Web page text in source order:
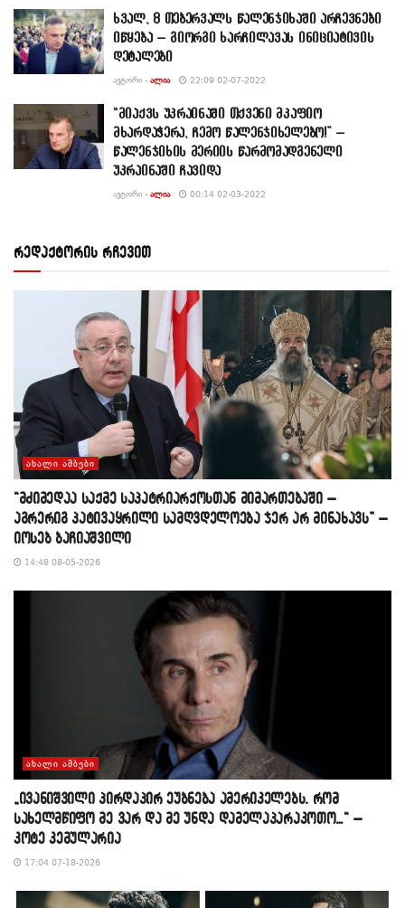
ხვალ, 8 თებერვალს წალენჯიხაში არჩევნები
იწყება – გიორგი ხარჩილავას ინიციატივის
დეტალები
ᲐᲕᲢᲝᲠᲘ - ᲐᲚᲘᲐ 22:09 02-07-2022
“მიაქვს უკრაინაში თქვენი მკაფიო
მხარდაჭერა, ჩემო წალენჯიხელებო!” –
წალენჯიხის მერიის წარმომადგენელი
უკრაინაში ჩავიდა
ᲐᲕᲢᲝᲠᲘ - ᲐᲚᲘᲐ 00:14 02-03-2022
რედაქტორის რჩევით
ᲐᲮᲐᲚᲘ ᲐᲛᲑᲔᲑᲘ
“მძიმედაა საქმე საპატრიარქოსთან მიმართებაში –
აგრერიგ პატივაყრილი სამღვდელოება ჯერ არ მინახავს” –
იოსებ ბაჩიაშვილი
14:48 08-05-2026
ᲐᲮᲐᲚᲘ ᲐᲛᲑᲔᲑᲘ
„ივანიშვილი პირდაპირ ეუბნება ამერიკელებს, რომ
სახელმწიფო მე ვარ და მე უნდა დამელაპარაკოთო…“ –
კოტე კემულარია
17:04 07-18-2026